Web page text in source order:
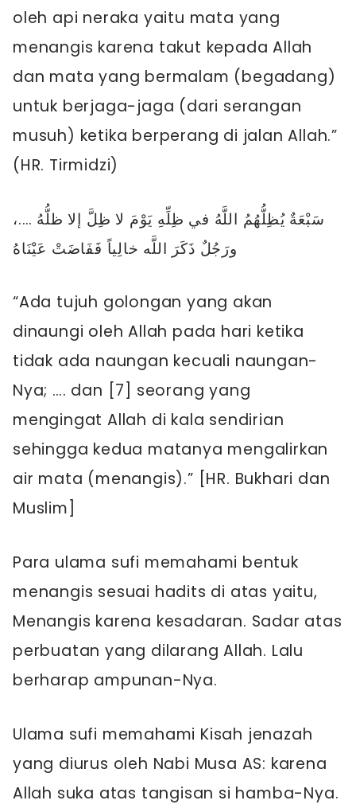
oleh api neraka yaitu mata yang
menangis karena takut kepada Allah
dan mata yang bermalam (begadang)
untuk berjaga-jaga (dari serangan
musuh) ketika berperang di jalan Allah.”
(HR. Tirmidzi)
سَبْعَةٌ يُظِلُّهُمُ اللَّهُ في ظِلِّهِ يَوْمَ لا ظِلَّ إلا ظلُّهُ ….،
ورَجُلٌ ذَكَرَ اللَّه خالِياً فَفَاضَتْ عَيْنَاهُ
“Ada tujuh golongan yang akan
dinaungi oleh Allah pada hari ketika
tidak ada naungan kecuali naungan-
Nya; …. dan [7] seorang yang
mengingat Allah di kala sendirian
sehingga kedua matanya mengalirkan
air mata (menangis).” [HR. Bukhari dan
Muslim]
Para ulama sufi memahami bentuk
menangis sesuai hadits di atas yaitu,
Menangis karena kesadaran. Sadar atas
perbuatan yang dilarang Allah. Lalu
berharap ampunan-Nya.
Ulama sufi memahami Kisah jenazah
yang diurus oleh Nabi Musa AS: karena
Allah suka atas tangisan si hamba-Nya.